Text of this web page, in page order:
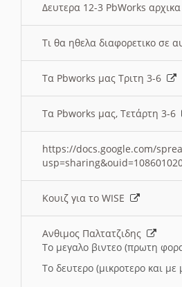
Δευτερα 12-3 PbWorks αρχικα
Τι θα ηθελα διαφορετικο σε
Τα Pbworks μας Τριτη 3-6
Τα Pbworks μας, Τετάρτη 3-6
https://docs.google.com/
Κουιζ για το WISE
Ανθιμος Παλτατζιδης
Το μεγαλο βιντεο (πρωτη
Το δευτερο (μικροτερο και